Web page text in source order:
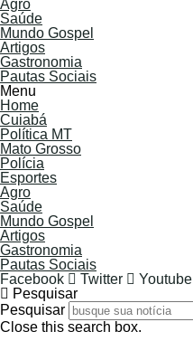
Agro
Saúde
Mundo Gospel
Artigos
Gastronomia
Pautas Sociais
Menu
Home
Cuiabá
Política MT
Mato Grosso
Polícia
Esportes
Agro
Saúde
Mundo Gospel
Artigos
Gastronomia
Pautas Sociais
Facebook
Twitter Youtube
Pesquisar
Pesquisar
Close this search box.